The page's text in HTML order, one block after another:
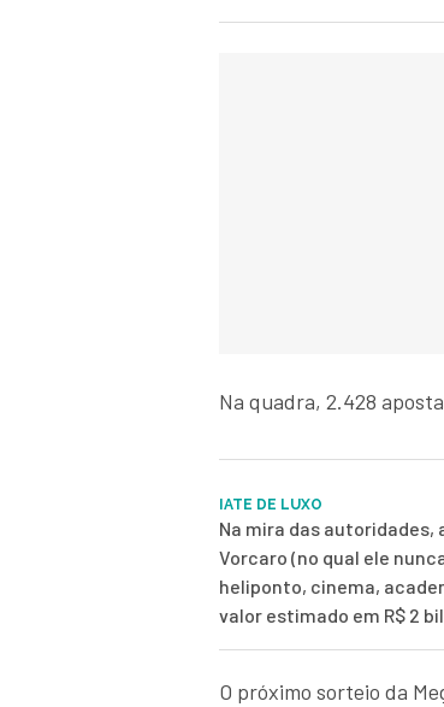
Na quadra, 2.428
IATE DE LUXO
Na mira das autoridades,
Vorcaro (no qual ele
heliponto, cinema,
valor estimado em R$ 2
O próximo sorteio da